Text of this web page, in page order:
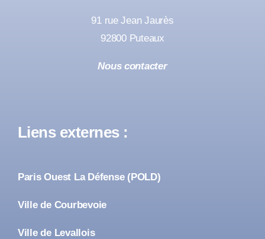
91 rue Jean Jaurès
92800 Puteaux
Nous contacter
Liens externes :
Paris Ouest La Défense (POLD)
Ville de Courbevoie
Ville de Levallois